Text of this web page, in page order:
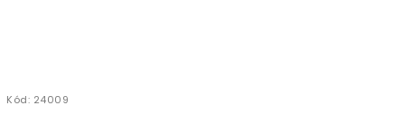
Kód: 24009